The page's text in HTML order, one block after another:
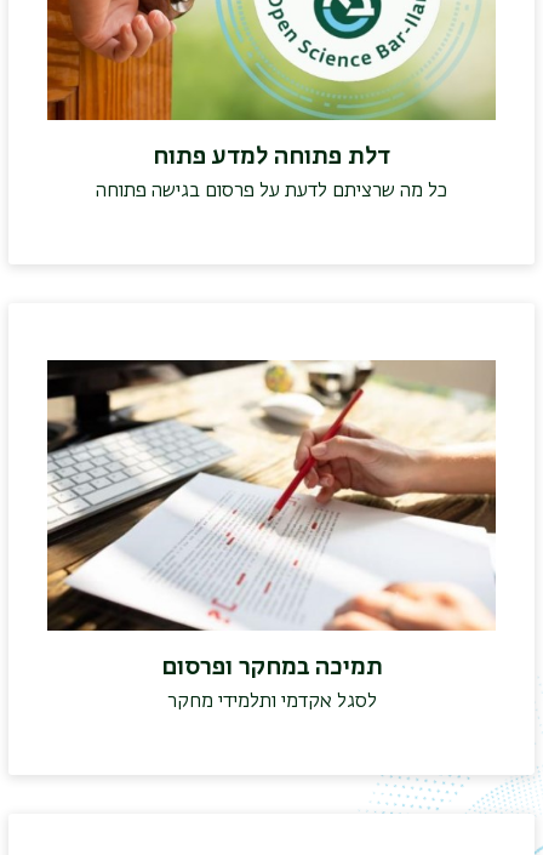
דלת פתוחה למדע פתוח
כל מה שרציתם לדעת על פרסום בגישה פתוחה
תמיכה במחקר ופרסום
לסגל אקדמי ותלמידי מחקר